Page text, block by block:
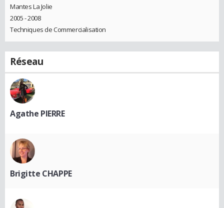
Mantes La Jolie
2005 - 2008
Techniques de Commercialisation
Réseau
Agathe PIERRE
Brigitte CHAPPE